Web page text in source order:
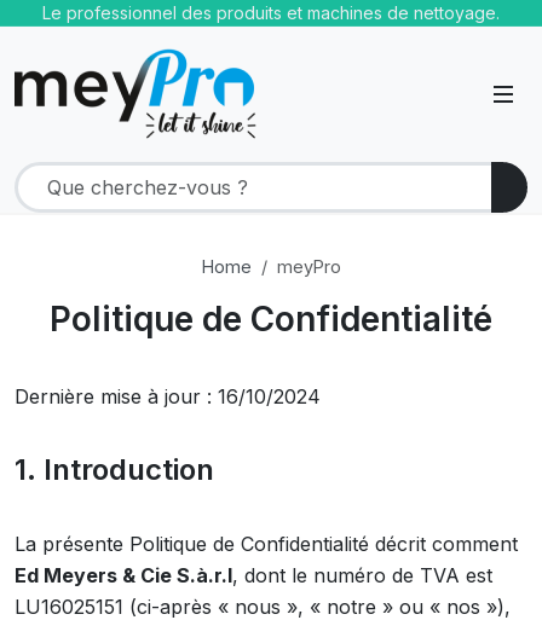
Le professionnel des produits et machines de nettoyage.
Home meyPro
Politique de Confidentialité
Dernière mise à jour : 16/10/2024
1. Introduction
La présente Politique de Confidentialité décrit comment
Ed Meyers & Cie S.à.r.l, dont le numéro de TVA est
LU16025151 (ci-après « nous », « notre » ou « nos »),